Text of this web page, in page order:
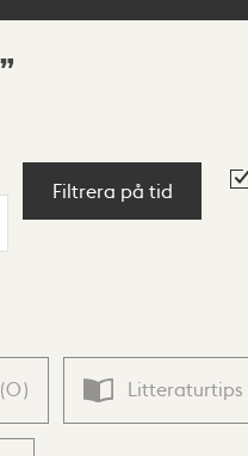
Filtrera på tid
(0) Litteraturtips